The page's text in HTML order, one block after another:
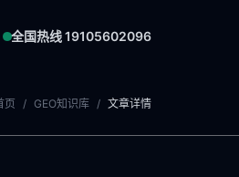
全国热线 19105602096
页 / GEO知识库 / 文章详情